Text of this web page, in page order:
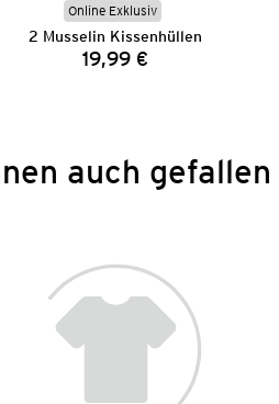
Online Exklusiv
2 Musselin Kissenhüllen
Preis:
19,99 €
auch gefallen